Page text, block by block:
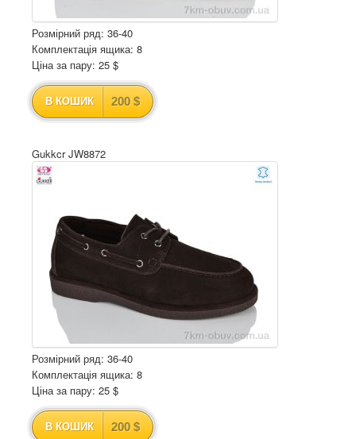
Розмірний ряд: 36-40
Комплектація ящика: 8
Ціна за пару: 25 $
В КОШИК 200 $
Gukkcr JW8872
Розмірний ряд: 36-40
Комплектація ящика: 8
Ціна за пару: 25 $
В КОШИК 200 $